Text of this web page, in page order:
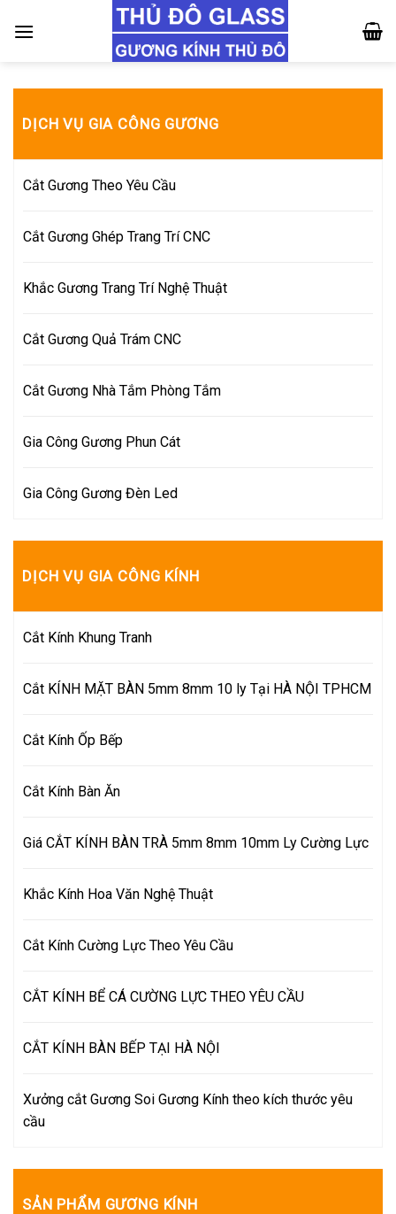
DỊCH VỤ GIA CÔNG GƯƠNG
Cắt Gương Theo Yêu Cầu
Cắt Gương Ghép Trang Trí CNC
Khắc Gương Trang Trí Nghệ Thuật
Cắt Gương Quả Trám CNC
Cắt Gương Nhà Tắm Phòng Tắm
Gia Công Gương Phun Cát
Gia Công Gương Đèn Led
DỊCH VỤ GIA CÔNG KÍNH
Cắt Kính Khung Tranh
Cắt KÍNH MẶT BÀN 5mm 8mm 10 ly Tại HÀ NỘI TPHCM
Cắt Kính Ốp Bếp
Cắt Kính Bàn Ăn
Giá CẮT KÍNH BÀN TRÀ 5mm 8mm 10mm Ly Cường Lực
Khắc Kính Hoa Văn Nghệ Thuật
Cắt Kính Cường Lực Theo Yêu Cầu
CẮT KÍNH BỂ CÁ CƯỜNG LỰC THEO YÊU CẦU
CẮT KÍNH BÀN BẾP TẠI HÀ NỘI
Xưởng cắt Gương Soi Gương Kính theo kích thước yêu
cầu
SẢN PHẨM GƯƠNG KÍNH